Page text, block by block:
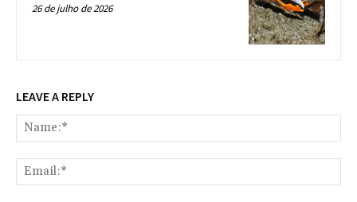
26 de julho de 2026
LEAVE A REPLY